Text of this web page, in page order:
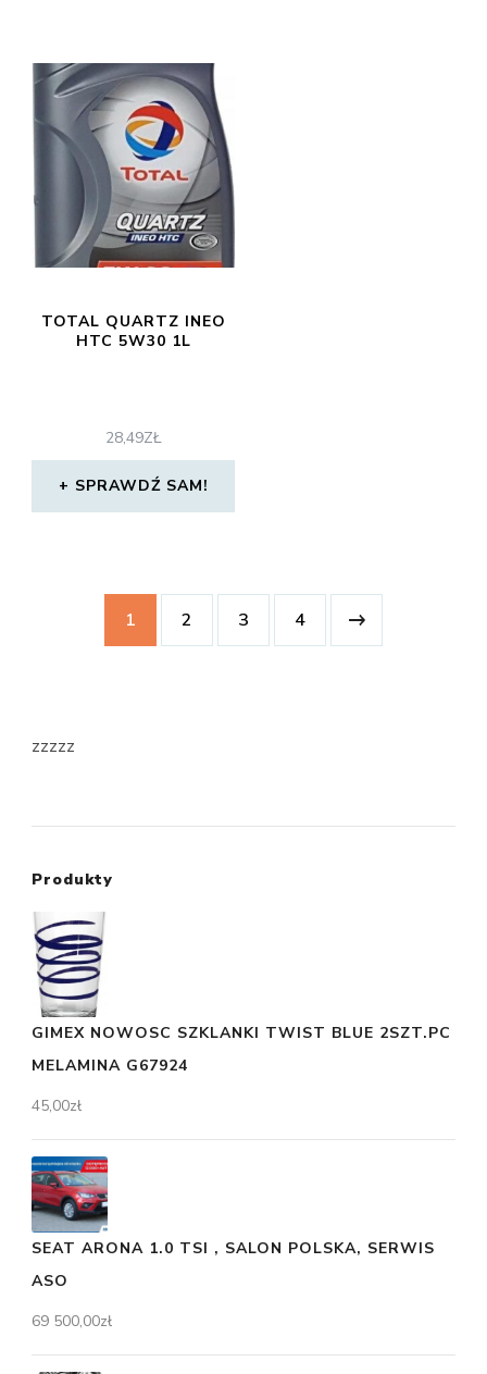
TOTAL QUARTZ INEO
HTC 5W30 1L
28,49ZŁ
SPRAWDŹ SAM!
1 2 3 4
zzzzz
Produkty
GIMEX NOWOSC SZKLANKI TWIST BLUE 2SZT.PC
MELAMINA G67924
45,00zł
SEAT ARONA 1.0 TSI , SALON POLSKA, SERWIS
ASO
69 500,00zł